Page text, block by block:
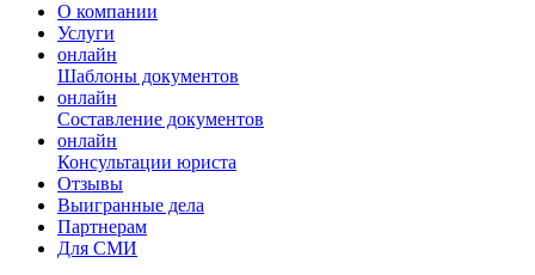
О компании
Услуги
онлайн
Шаблоны документов
онлайн
Составление документов
онлайн
Консультации юриста
Отзывы
Выигранные дела
Партнерам
Для СМИ